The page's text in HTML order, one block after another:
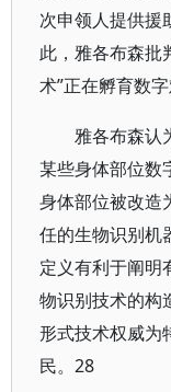
次申领人提供援
此，雅各布森批
术”正在孵育数字
雅各布森认
某些身体部位数
身体部位被改造
任的生物识别机
定义有利于阐
物识别技术的构
形式技术权威为
民。28